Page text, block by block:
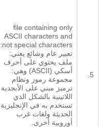
5.
file containing only
ASCII characters and
not special characters:
تعبير عام وشائع يعني:
ملف يحتوي على أحرف
أسكي (ASCII) وهي:
مجموعة رموز ونظام
ترميز مبني على الأبجدية
اللاتينية بالشكل الذي
تستخدم به في الإنجليزية
الحديثة ولغات غرب
أوروبية أخرى.